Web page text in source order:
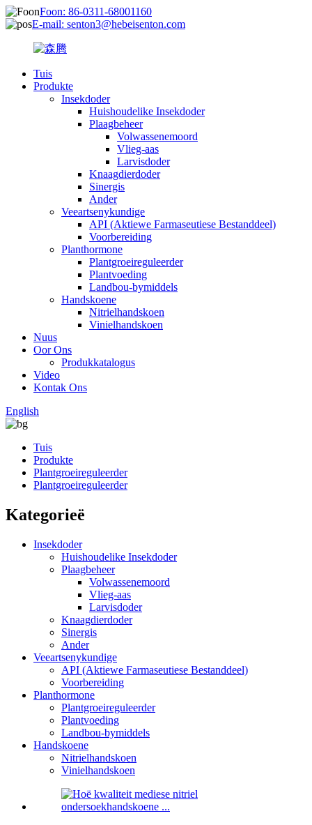
Foon: 86-0311-68001160
E-mail: senton3@hebeisenton.com
Tuis
Produkte
Insekdoder
Huishoudelike Insekdoder
Plaagbeheer
Volwassenemoord
Vlieg-aas
Larvisdoder
Knaagdierdoder
Sinergis
Ander
Veeartsenykundige
API (Aktiewe Farmaseutiese Bestanddeel)
Voorbereiding
Planthormone
Plantgroeireguleerder
Plantvoeding
Landbou-bymiddels
Handskoene
Nitrielhandskoen
Vinielhandskoen
Nuus
Oor Ons
Produkkatalogus
Video
Kontak Ons
English
Tuis
Produkte
Plantgroeireguleerder
Plantgroeireguleerder
Kategorieë
Insekdoder
Huishoudelike Insekdoder
Plaagbeheer
Volwassenemoord
Vlieg-aas
Larvisdoder
Knaagdierdoder
Sinergis
Ander
Veeartsenykundige
API (Aktiewe Farmaseutiese Bestanddeel)
Voorbereiding
Planthormone
Plantgroeireguleerder
Plantvoeding
Landbou-bymiddels
Handskoene
Nitrielhandskoen
Vinielhandskoen